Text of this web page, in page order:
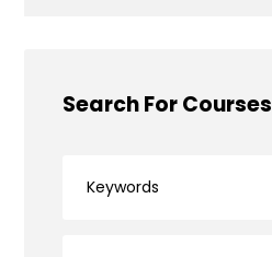
Search For Courses